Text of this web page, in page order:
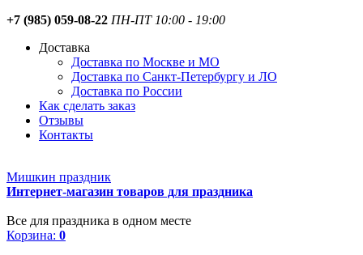
+7 (985) 059-08-22 ПН-ПТ 10:00 - 19:00
Доставка
Доставка по Москве и МО
Доставка по Санкт-Петербургу и ЛО
Доставка по России
Как сделать заказ
Отзывы
Контакты
Мишкин праздник
Интернет-магазин товаров для праздника
Все для праздника в одном месте
Корзина: 0